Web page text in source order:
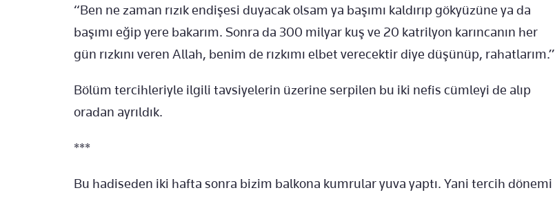
“Ben ne zaman rızık endişesi duyacak olsam ya başımı kaldırıp gökyüzüne ya da
başımı eğip yere bakarım. Sonra da 300 milyar kuş ve 20 katrilyon karıncanın her
gün rızkını veren Allah, benim de rızkımı elbet verecektir diye düşünüp, rahatlarım.”
Bölüm tercihleriyle ilgili tavsiyelerin üzerine serpilen bu iki nefis cümleyi de alıp
oradan ayrıldık.
***
Bu hadiseden iki hafta sonra bizim balkona kumrular yuva yaptı. Yani tercih dönemi